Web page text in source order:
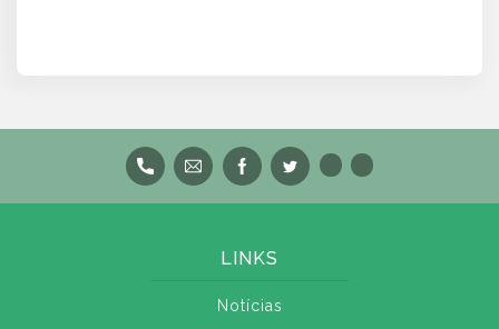
LINKS
Notícias